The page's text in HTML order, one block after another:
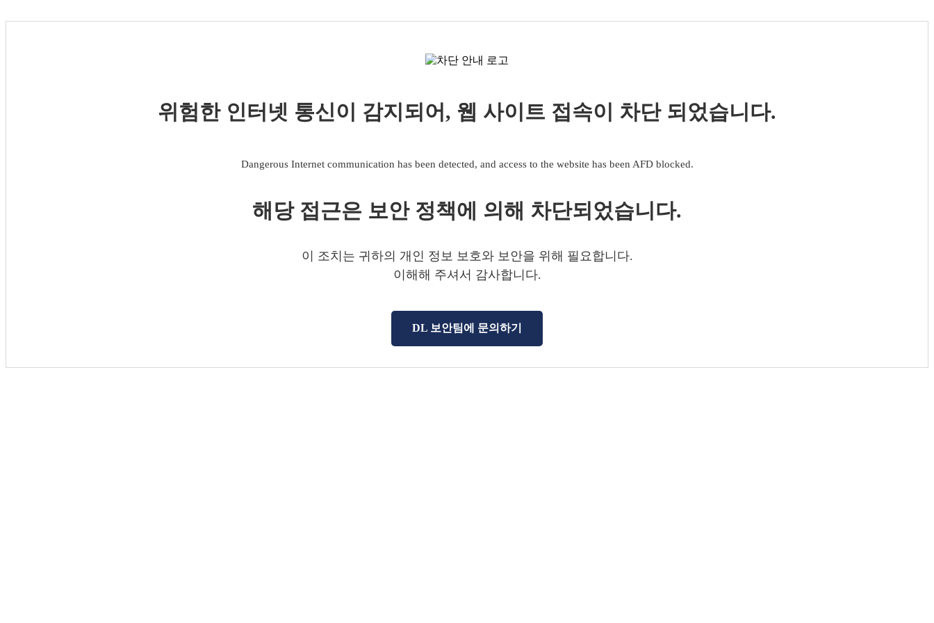
위험한 인터넷 통신이 감지되어, 웹 사이트 접속이 차단 되었습니다.
Dangerous Internet communication has been detected, and access to the website has been AFD blocked.
해당 접근은 보안 정책에 의해 차단되었습니다.
이 조치는 귀하의 개인 정보 보호와 보안을 위해 필요합니다.
이해해 주셔서 감사합니다.
DL 보안팀에 문의하기